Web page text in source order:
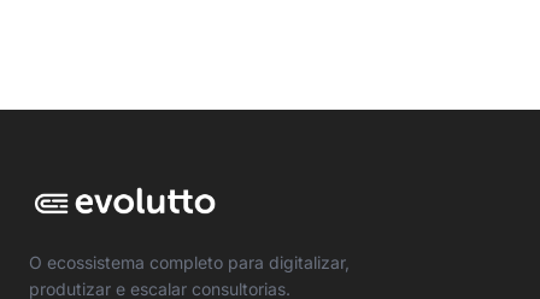
O ecossistema completo para digitalizar,
produtizar e escalar consultorias.